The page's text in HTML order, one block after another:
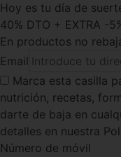
Hoy es tu día de
40% DTO + EXTRA -
En productos no
Email
Marca esta casilla
nutrición, recetas,
darte de baja en
detalles en nuestra
Número de móvil